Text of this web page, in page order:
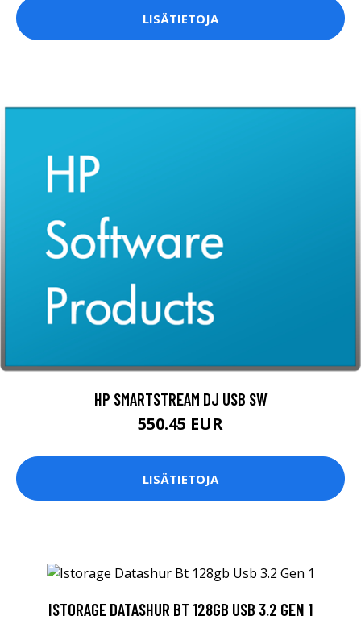
LISÄTIETOJA
HP SMARTSTREAM DJ USB SW
550.45 EUR
LISÄTIETOJA
ISTORAGE DATASHUR BT 128GB USB 3.2 GEN 1